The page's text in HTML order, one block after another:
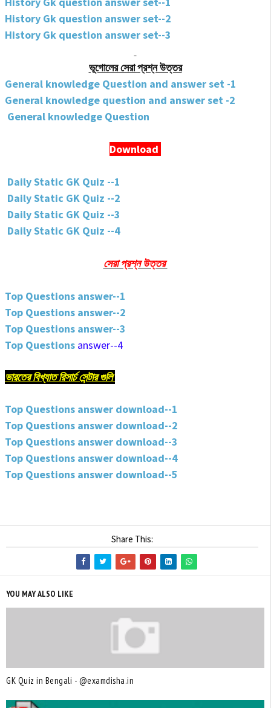
History Gk question answer set--2
History Gk question answer set--3
ভূগোলের সেরাপ্রশ্ন উত্তর
General knowledge Question and answer set -1
General knowledge question and answer set -2
General knowledge Question
Download
Daily Static GK Quiz --1
Daily Static GK Quiz --2
Daily Static GK Quiz --3
Daily Static GK Quiz --4
সেরা প্রশ্ন উত্তর
Top Questions answer--1
Top Questions answer--2
Top Questions answer--3
Top Questions answer--4
ভারতের বিখ্যাত রিসার্চ সেন্টার গুলি
Top Questions answer download--1
Top Questions answer download--2
Top Questions answer download--3
Top Questions answer download--4
Top Questions answer download--5
Share This:
YOU MAY ALSO LIKE
GK Quiz in Bengali - @examdisha.in